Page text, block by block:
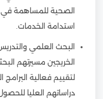
الصحية للمساهمة في
استدامة الخدمات.
البحث العلمي
الخريجين مسيرتهم
لتقييم فعالية
دراساتهم العليا